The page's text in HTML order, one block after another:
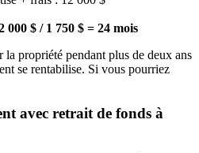
$ / 1 750 $ = 24 mois
la propriété pendant plus de deux ans
se rentabilise. Si vous pourriez
avec retrait de fonds à